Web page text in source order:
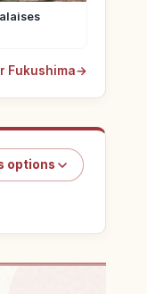
Fukushima→
options